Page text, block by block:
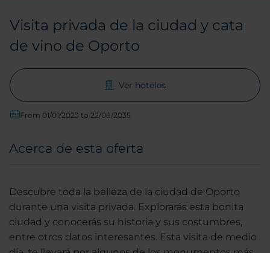
Visita privada de la ciudad y cata
de vino de Oporto
Ver hoteles
From 01/01/2023 to 22/08/2035
Acerca de esta oferta
Descubre toda la belleza de la ciudad de Oporto
durante una visita privada. Explorarás esta bonita
ciudad y conocerás su historia y sus costumbres,
entre otros datos interesantes. Esta visita de medio